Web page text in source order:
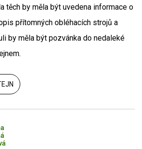
těch by měla být uvedena informace o
přítomných obléhacích strojů a
by měla být pozvánka do nedaleké